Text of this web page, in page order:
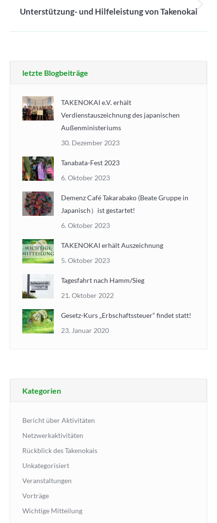
Nächster
Unterstützung- und Hilfeleistung von Takenokai
letzte Blogbeiträge
TAKENOKAI e.V. erhält
Verdienstauszeichnung des japanischen
Außenministeriums
30. Dezember 2023
Tanabata-Fest 2023
6. Oktober 2023
Demenz Café Takarabako (Beate Gruppe in
Japanisch）ist gestartet!
6. Oktober 2023
TAKENOKAI erhält Auszeichnung
5. Oktober 2023
Tagesfahrt nach Hamm/Sieg
21. Oktober 2022
Gesetz-Kurs „Erbschaftssteuer“ findet statt!
23. Januar 2020
Kategorien
Bericht über Aktivitäten
Netzwerkaktivitäten
Rückblick des Takenokais
Unkategorisiert
Veranstaltungen
Vorträge
Wichtige Mitteilung